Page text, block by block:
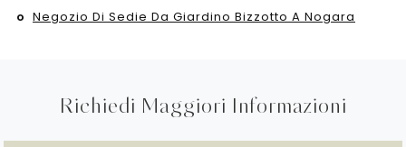
Negozio Di Sedie Da Giardino Bizzotto A Nogara
Richiedi Maggiori Informazioni